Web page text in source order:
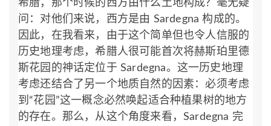
希腊，那个时候的西方由什么土地构成？毫无疑
问：对他们来说，西方是由 Sardegna 构成的。
因此，在我看来，由于这个简单但也令人信服的
历史地理考虑，希腊人很可能首次将赫斯珀里德
斯花园的神话定位于 Sardegna。这一历史地理
考虑还结合了另一个地质自然的因素：必须考虑
到“花园”这一概念必然唤起适合种植果树的地方
的存在。那么，从这个角度来看，Sardegna 完